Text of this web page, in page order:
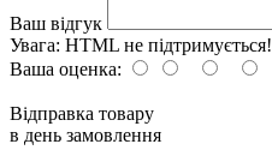
Ваш відгук
Увага: HTML не підтримується!
Ваша оценка:
Відправка товару
в день замовлення